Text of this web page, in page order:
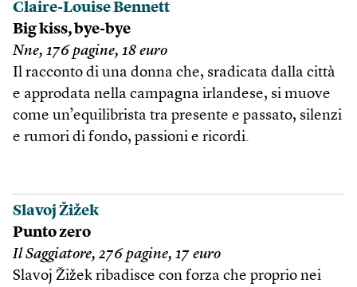
Claire-Louise Bennett
Big kiss, bye-bye
Nne, 176 pagine, 18 euro
Il racconto di una donna che, sradicata dalla città
e approdata nella campagna irlandese, si muove
come un’equilibrista tra presente e passato, silenzi
e rumori di fondo, passioni e ricordi.
Slavoj Žižek
Punto zero
Il Saggiatore, 276 pagine, 17 euro
Slavoj Žižek ribadisce con forza che proprio nei